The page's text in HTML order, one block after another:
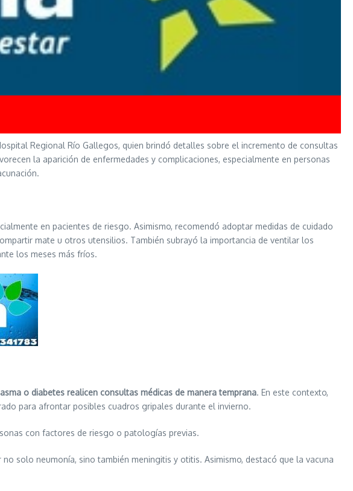
Regional Río Gallegos, quien brindó detalles sobre el incremento de consultas
la aparición de enfermedades y complicaciones, especialmente en personas
en pacientes de riesgo. Asimismo, recomendó adoptar medidas de cuidado
mate u otros utensilios. También subrayó la importancia de ventilar los
los meses más fríos.
o diabetes realicen consultas médicas de manera temprana. En este contexto,
para afrontar posibles cuadros gripales durante el invierno.
con factores de riesgo o patologías previas.
solo neumonía, sino también meningitis y otitis. Asimismo, destacó que la vacuna